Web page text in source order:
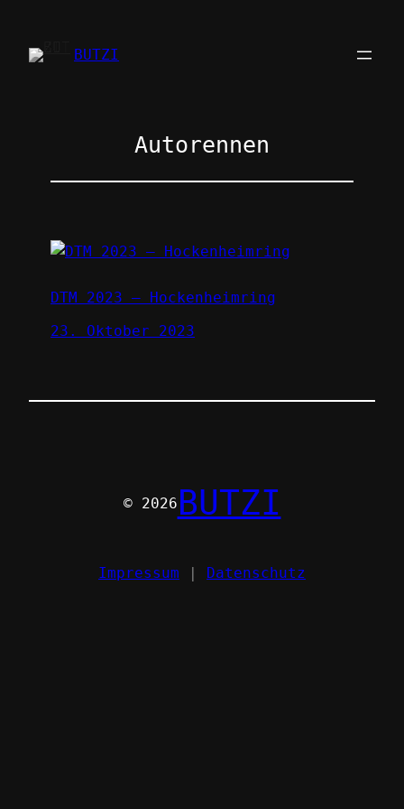
springenBUTZI
Autorennen
DTM 2023 – Hockenheimring
23. Oktober 2023
© 2026 BUTZI
Impressum | Datenschutz